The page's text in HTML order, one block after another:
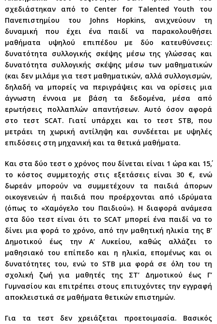
σχεδιάστηκαν από το Center for Talented Youth του
Πανεπιστημίου του Johns Hopkins, ανιχνεύουν τη
δυναμική που έχει ένα παιδί να παρακολουθήσει
μαθήματα υψηλού επιπέδου με δύο κατευθύνσεις:
δυνατότητα συλλογικής σκέψης μέσω της γλώσσας και
δυνατότητα συλλογικής σκέψης μέσω των μαθηματικών
(και δεν μιλάμε για τεστ μαθηματικών, αλλά συλλογισμών,
δηλαδή να μπορείς να περιγράψεις και να ορίσεις μια
άγνωστη έννοια με βάση τα δεδομένα, μέσα από
ερωτήσεις πολλαπλών απαντήσεων. Αυτό όσον αφορά
στο τεστ SCAT. Γιατί υπάρχει και το τεστ STB, που
μετράει τη χωρική αντίληψη και συνδέεται με υψηλές
επιδόσεις στη μηχανική και τα θετικά μαθήματα.
Και στα δύο τεστ ο χρόνος που δίνεται είναι 1 ώρα και 15΄,
το κόστος συμμετοχής στις εξετάσεις είναι 30 €, ενώ
δωρεάν μπορούν να συμμετέχουν τα παιδιά άπορων
οικογενειών ή παιδιά που προέρχονται από ιδρύματα
(όπως το «Χαμόγελο του Παιδιού»). Η διαφορά ανάμεσα
στα δύο τεστ είναι ότι το SCAT μπορεί ένα παιδί να το
δίνει μια φορά το χρόνο, από την μαθητική ηλικία της Β’
Δημοτικού έως την Α’ Λυκείου, καθώς αλλάζει το
μαθησιακό του επίπεδο και η ηλικία, επομένως και οι
δυνατότητες του, ενώ το STB μια φορά σε όλη του τη
σχολική ζωή για μαθητές της ΣΤ’ Δημοτικού έως Γ’
Γυμνασίου και επιτρέπει στους επιτυχόντες την εγγραφή
αποκλειστικά σε μαθήματα θετικών επιστημών.
Για τα τεστ δεν χρειάζεται προετοιμασία. Βασικός